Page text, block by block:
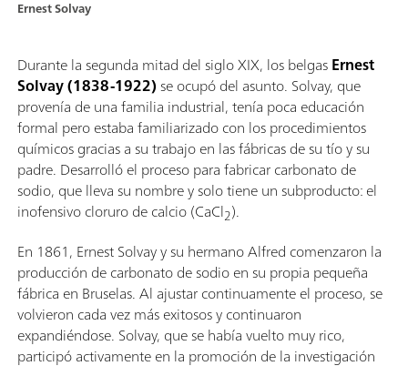
Ernest Solvay
Durante la segunda mitad del siglo XIX, los belgasErnest
Solvay (1838-1922)se ocupó del asunto. Solvay, que
provenía de una familia industrial, tenía poca educación
formal pero estaba familiarizado con los procedimientos
químicos gracias a su trabajo en las fábricas de su tío y su
padre. Desarrolló el proceso para fabricar carbonato de
sodio, que lleva su nombre y solo tiene un subproducto: el
inofensivo cloruro de calcio (CaCl2).
En 1861, Ernest Solvay y su hermano Alfred comenzaron la
producción de carbonato de sodio en su propia pequeña
fábrica en Bruselas. Al ajustar continuamente el proceso, se
volvieron cada vez más exitosos y continuaron
expandiéndose. Solvay, que se había vuelto muy rico,
participó activamente en la promoción de la investigación